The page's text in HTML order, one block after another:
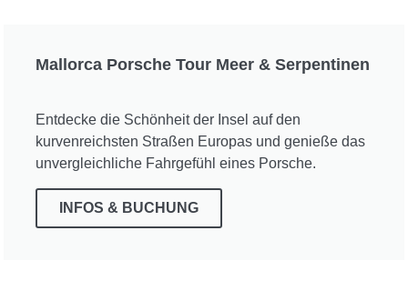
Mallorca Porsche Tour Meer & Serpentinen
Entdecke die Schönheit der Insel auf den
kurvenreichsten Straßen Europas und genieße das
unvergleichliche Fahrgefühl eines Porsche.
INFOS & BUCHUNG